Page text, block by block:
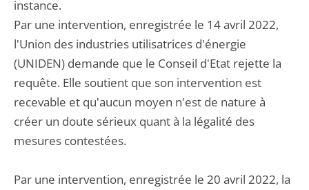
instance.
Par une intervention, enregistrée le 14 avril 2022,
l'Union des industries utilisatrices d'énergie
(UNIDEN) demande que le Conseil d'Etat rejette la
requête. Elle soutient que son intervention est
recevable et qu'aucun moyen n'est de nature à
créer un doute sérieux quant à la légalité des
mesures contestées.
Par une intervention, enregistrée le 20 avril 2022, la